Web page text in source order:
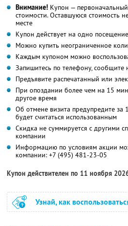
Внимание! Купон —
стоимости. Оставшуюся стоимость
месте
Купон действует на одно посещение
Можно купить неограниченное
Каждым купоном можно
Запишитесь по телефону, сообщите
Предъявите распечатанный или
При опоздании более чем на 15
другое время
Об отмене визита предупредите за
будет считаться использованным
Скидка не суммируется с другими
компании
Информацию по условиям акции
компании: +7 (495) 481-23-05
Купон действителен по 11 ноября
Узнай, как